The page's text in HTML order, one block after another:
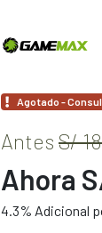
Agotado -
Antes S/
Ahora
4.3% Adicional